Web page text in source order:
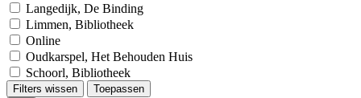
Langedijk, De Binding
Limmen, Bibliotheek
Online
Oudkarspel, Het Behouden Huis
Schoorl, Bibliotheek
Filters wissen
Toepassen